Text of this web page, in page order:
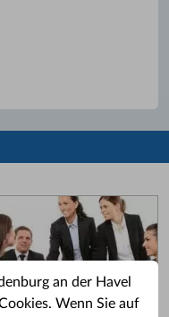
an der Havel
Wenn Sie auf